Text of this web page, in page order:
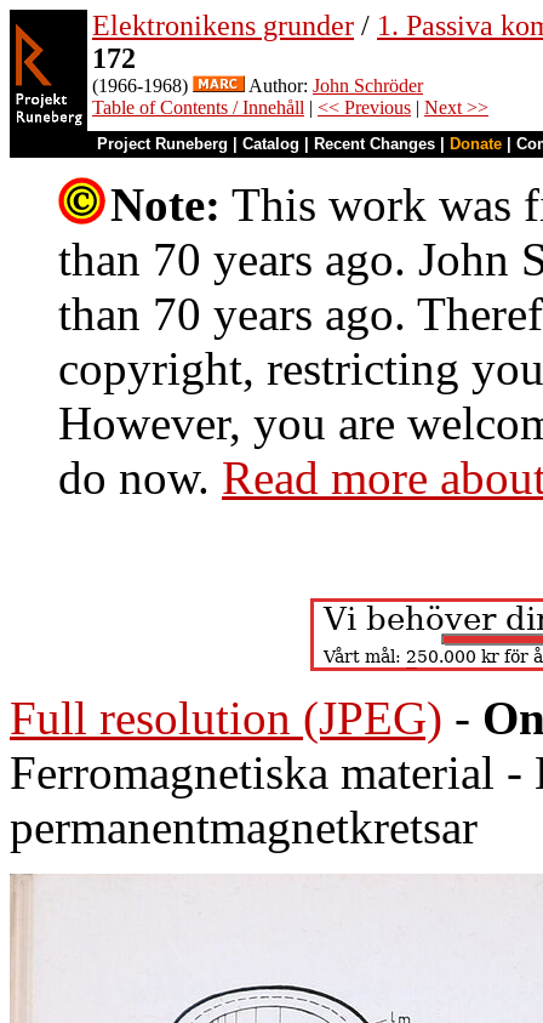
Elektronikens grunder / 1. Passiva
172
(1966-1968) Author: John Schröder
Table of Contents / Innehåll | << Previous | Next >>
Project Runeberg Catalog Recent Changes Donate
Note: This work was
than 70 years ago. John
than 70 years ago.
copyright, restricting
However, you are
do now. Read more
Full resolution (JPEG) -
Ferromagnetiska material -
permanentmagnetkretsar